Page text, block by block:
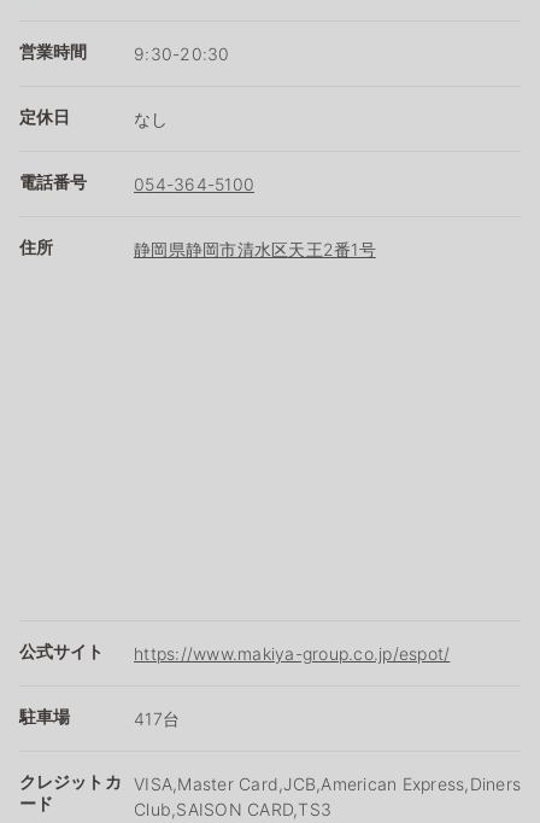
営業時間 9:30-20:30
定休日 なし
電話番号 054-364-5100
住所 静岡県静岡市清水区天王2番1号
公式サイト https://www.makiya-group.co.jp/espot/
駐車場 417台
クレジットカ
ード
VISA,Master Card,JCB,American Express,Diners
Club,SAISON CARD,TS3